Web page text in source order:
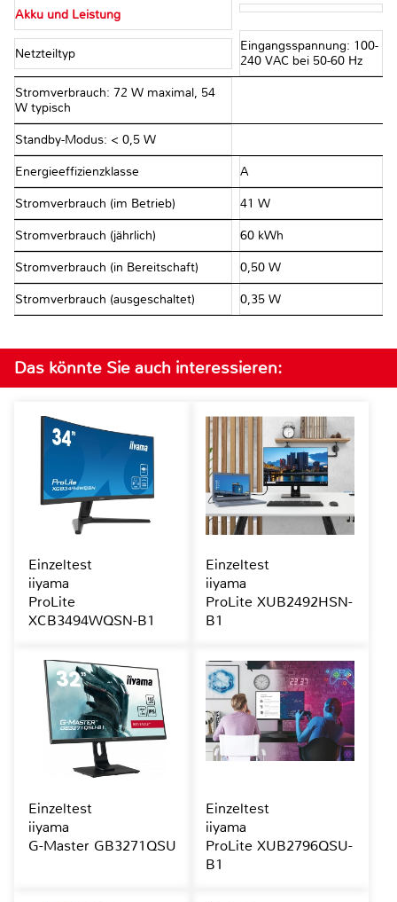
Akku und Leistung
Netzteiltyp
Eingangsspannung: 100-
240 VAC bei 50-60 Hz
Stromverbrauch: 72 W maximal, 54
W typisch
Standby-Modus: < 0,5 W
Energieeffizienzklasse A
Stromverbrauch (im Betrieb) 41 W
Stromverbrauch (jährlich) 60 kWh
Stromverbrauch (in Bereitschaft) 0,50 W
Stromverbrauch (ausgeschaltet) 0,35 W
Das könnte Sie auch interessieren:
Einzeltest
iiyama
ProLite
XCB3494WQSN-B1
Einzeltest
iiyama
ProLite XUB2492HSN-
B1
Einzeltest
iiyama
G-Master GB3271QSU
Einzeltest
iiyama
ProLite XUB2796QSU-
B1